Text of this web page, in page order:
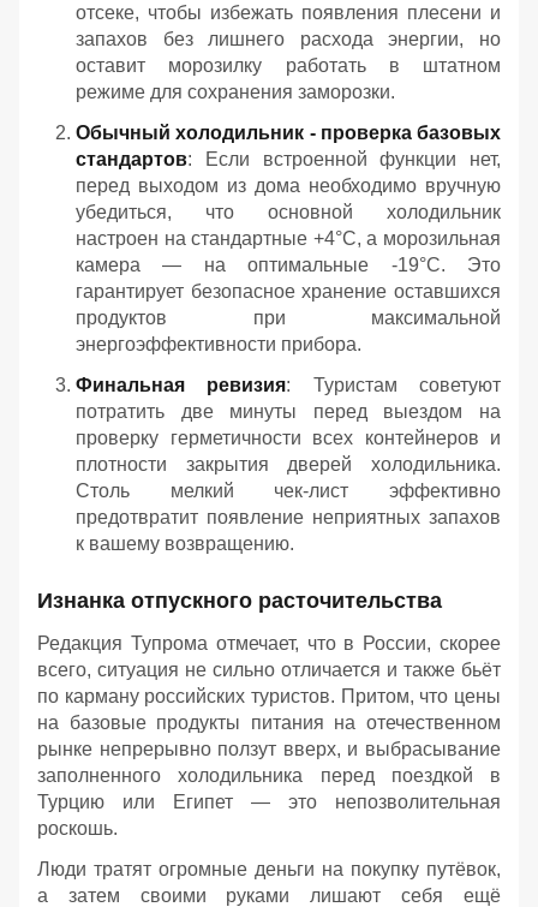
отсеке, чтобы избежать появления плесени и
запахов без лишнего расхода энергии, но
оставит морозилку работать в штатном
режиме для сохранения заморозки.
Обычный холодильник - проверка базовых
стандартов: Если встроенной функции нет,
перед выходом из дома необходимо вручную
убедиться, что основной холодильник
настроен на стандартные +4°C, а морозильная
камера — на оптимальные -19°C. Это
гарантирует безопасное хранение оставшихся
продуктов при максимальной
энергоэффективности прибора.
Финальная ревизия: Туристам советуют
потратить две минуты перед выездом на
проверку герметичности всех контейнеров и
плотности закрытия дверей холодильника.
Столь мелкий чек-лист эффективно
предотвратит появление неприятных запахов
к вашему возвращению.
Изнанка отпускного расточительства
Редакция Тупрома отмечает, что в России, скорее
всего, ситуация не сильно отличается и также бьёт
по карману российских туристов. Притом, что цены
на базовые продукты питания на отечественном
рынке непрерывно ползут вверх, и выбрасывание
заполненного холодильника перед поездкой в
Турцию или Египет — это непозволительная
роскошь.
Люди тратят огромные деньги на покупку путёвок,
а затем своими руками лишают себя ещё